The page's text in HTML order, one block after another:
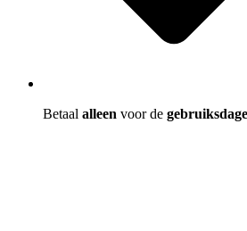
Betaal alleen voor de